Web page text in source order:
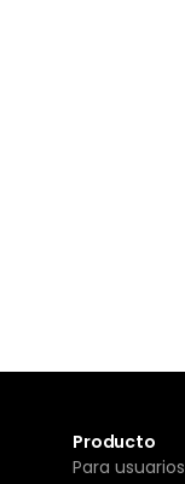
Producto
Para usuarios